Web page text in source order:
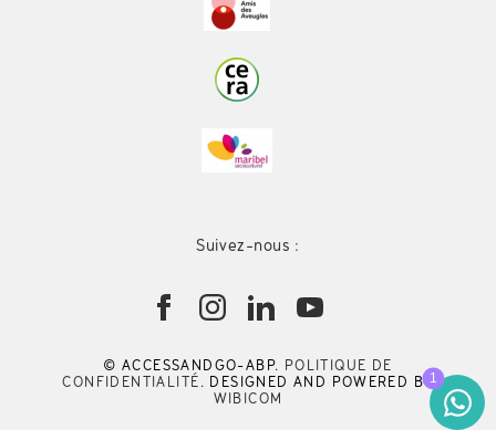
Suivez-nous :
© ACCESSANDGO-ABP. POLITIQUE DE
CONFIDENTIALITÉ . DESIGNED AND POWERED BY
WIBICOM